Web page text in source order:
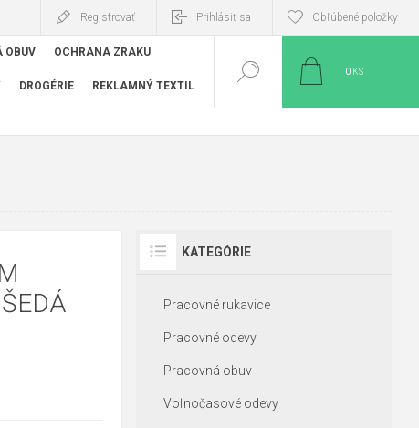
Registrovať Prihlásiť sa Obľúbené položky
OBUV OCHRANA ZRAKU
DROGÉRIE REKLAMNÝ TEXTIL
0 KS
KATEGÓRIE
Pracovné rukavice
Pracovné odevy
Pracovná obuv
Voľnočasové odevy